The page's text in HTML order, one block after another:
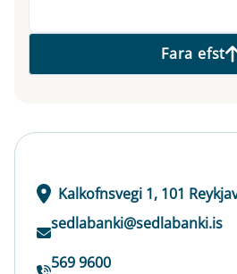
Fara efst
Kalkofnsvegi 1, 101
sedlabanki@sedlabanki.is
569 9600